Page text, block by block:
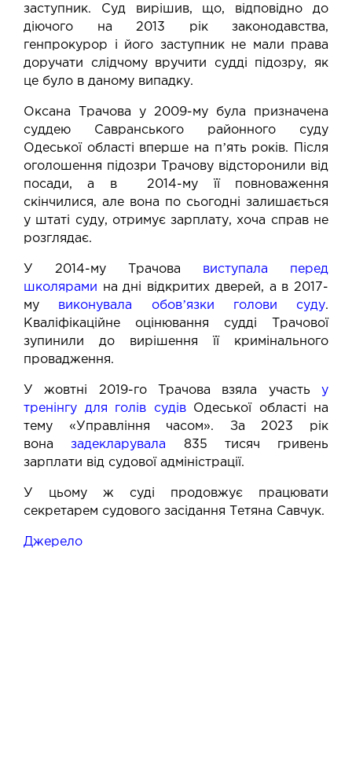
заступник. Суд вирішив, що, відповідно до
діючого на 2013 рік законодавства,
генпрокурор і його заступник не мали права
доручати слідчому вручити судді підозру, як
це було в даному випадку.
Оксана Трачова у 2009-му була призначена
суддею Савранського районного суду
Одеської області вперше на пʼять років. Після
оголошення підозри Трачову відсторонили від
посади, а в 2014-му її повноваження
скінчилися, але вона по сьогодні залишається
у штаті суду, отримує зарплату, хоча справ не
розглядає.
У 2014-му Трачова виступала перед
школярами на дні відкритих дверей, а в 2017-
му виконувала обовʼязки голови суду.
Кваліфікаційне оцінювання судді Трачової
зупинили до вирішення її кримінального
провадження.
У жовтні 2019-го Трачова взяла участь у
тренінгу для голів судів
Одеської області на
тему «Управління часом». За 2023 рік
воназадекларувала
835 тисяч гривень
зарплати від судової адміністрації.
У цьому ж суді продовжує працювати
секретарем судового засідання Тетяна Савчук.
Джерело